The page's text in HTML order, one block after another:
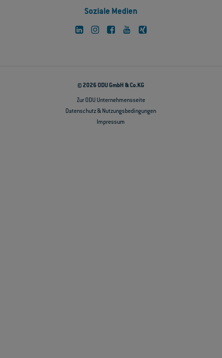
Soziale Medien
© 2026 ODU GmbH & Co.KG
Zur ODU Unternehmensseite
Datenschutz & Nutzungsbedingungen
Impressum